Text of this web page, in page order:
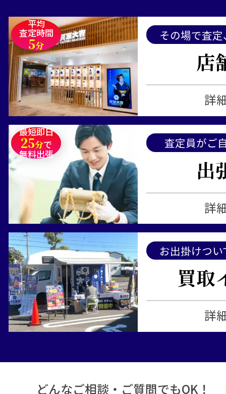
平均
査定時間
5分
その場で査
店
詳
最短即日
25分で
無料出張
査定員がご
出
詳
お出掛けつ
買取
詳
どんなご相談・ご質問でもOK！